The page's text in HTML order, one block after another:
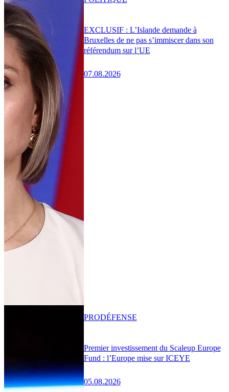
EXCLUSIF : L’Islande demande à
Bruxelles de ne pas s’immiscer dans son
référendum sur l’UE
07.08.2026
Premier investissement du Scaleup Europe
Fund : l’Europe mise sur ICEYE
05.08.2026
PRODÉFENSE